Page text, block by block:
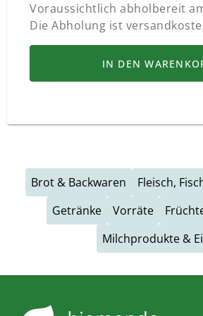
Voraussichtlich abholbereit
Die Abholung ist
IN DEN
Brot & Backwaren
Fleisch,
Getränke
Vorräte
Milchprodukte &